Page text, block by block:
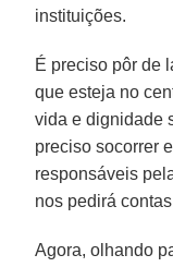
instituições.
É preciso pôr de
que esteja no
vida e dignidade
preciso socorrer
responsáveis
nos pedirá
Agora, olhando